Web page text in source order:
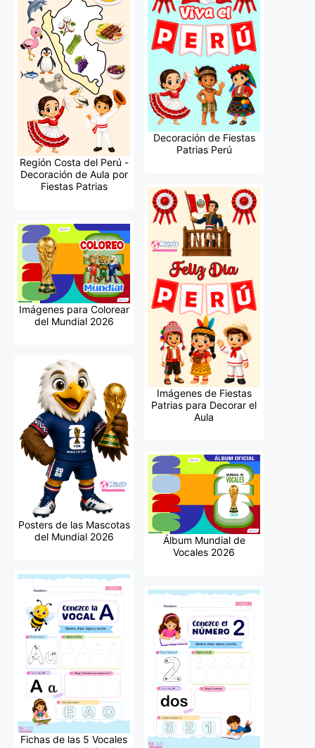
Región Costa del Perú -
Decoración de Aula por
Fiestas Patrias
Decoración de Fiestas
Patrias Perú
Imágenes de Fiestas
Patrias para Decorar el
Aula
Imágenes para Colorear
del Mundial 2026
Posters de las Mascotas
del Mundial 2026
Álbum Mundial de
Vocales 2026
Fichas de las 5 Vocales